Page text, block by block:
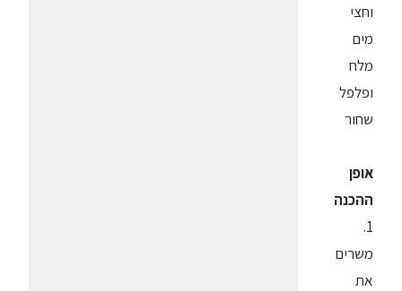
וחצי
מים
מלח
ופלפל
שחור
אופן
ההכנה
1.
משרים
את